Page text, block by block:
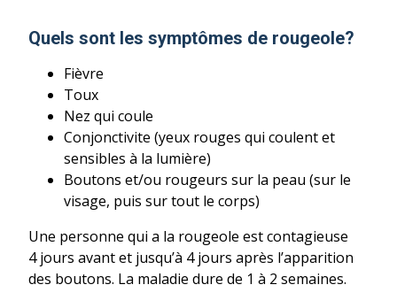
Quels sont les symptômes de rougeole?
Fièvre
Toux
Nez qui coule
Conjonctivite (yeux rouges qui coulent et
sensibles à la lumière)
Boutons et/ou rougeurs sur la peau (sur le
visage, puis sur tout le corps)
Une personne qui a la rougeole est contagieuse
4 jours avant et jusqu’à 4 jours après l’apparition
des boutons. La maladie dure de 1 à 2 semaines.